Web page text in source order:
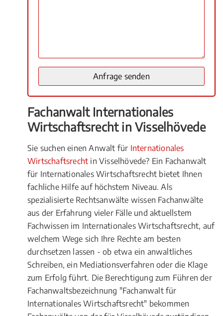
Fachanwalt Internationales
Wirtschaftsrecht in Visselhövede
Sie suchen einen Anwalt für Internationales
Wirtschaftsrecht in Visselhövede? Ein Fachanwalt
für Internationales Wirtschaftsrecht bietet Ihnen
fachliche Hilfe auf höchstem Niveau. Als
spezialisierte Rechtsanwälte wissen Fachanwälte
aus der Erfahrung vieler Fälle und aktuellstem
Fachwissen im Internationales Wirtschaftsrecht, auf
welchem Wege sich Ihre Rechte am besten
durchsetzen lassen - ob etwa ein anwaltliches
Schreiben, ein Mediationsverfahren oder die Klage
zum Erfolg führt. Die Berechtigung zum Führen der
Fachanwaltsbezeichnung "Fachanwalt für
Internationales Wirtschaftsrecht" bekommen